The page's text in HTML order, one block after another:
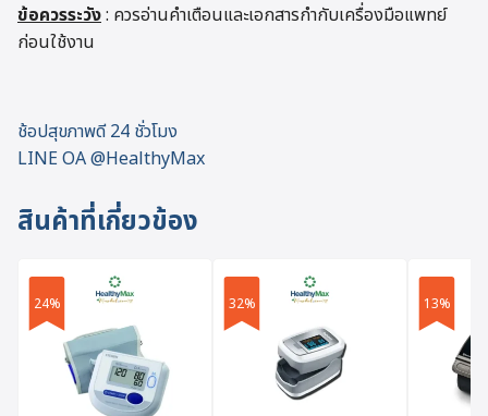
ข้อควรระวัง: ควรอ่านคำเตือนและเอกสารกำกับเครื่องมือแพทย์
ก่อนใช้งาน
ช้อปสุขภาพดี 24 ชั่วโมง
LINE OA @HealthyMax
สินค้าที่เกี่ยวข้อง
24% 32% 13%